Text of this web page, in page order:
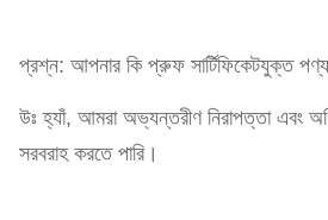
প্রশ্ন: আপনার কি প্রুফ সার্টিফিকেটযুক্ত
উঃ হ্যাঁ, আমরা অভ্যন্তরীণ নিরাপত্তা এবং
সরবরাহ করতে পারি।